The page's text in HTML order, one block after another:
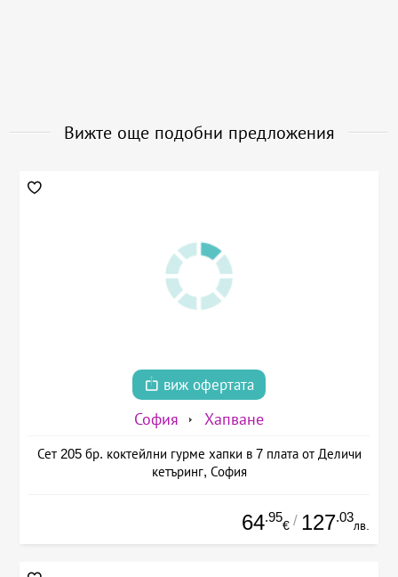
Вижте още подобни предложения
виж офертата
София Хапване
Сет 205 бр. коктейлни гурме хапки в 7 плата от Деличи
кетъринг, София
64.95
€ / 127.03
лв.